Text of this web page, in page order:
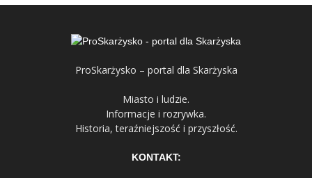
ProSkarżysko – portal dla Skarżyska
Miasto i ludzie.
Informacje i rozrywka.
Historia, teraźniejszość i przyszłość.
KONTAKT: